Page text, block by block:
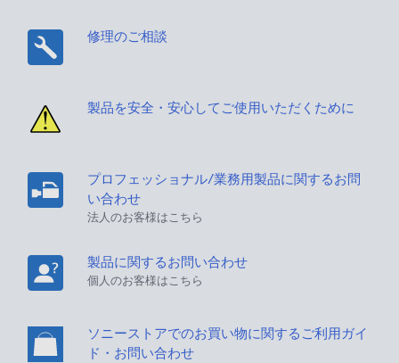
修理のご相談
製品を安全・安心してご使用いただくために
プロフェッショナル/業務用製品に関するお問
い合わせ
法人のお客様はこちら
製品に関するお問い合わせ
個人のお客様はこちら
ソニーストアでのお買い物に関するご利用ガイ
ド・お問い合わせ